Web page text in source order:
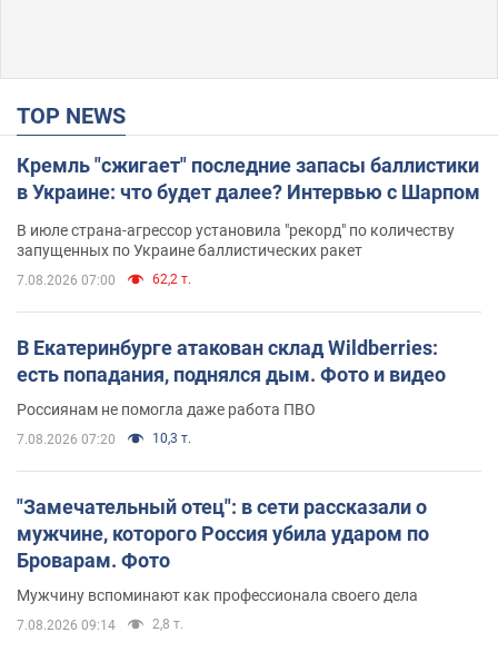
TOP NEWS
Кремль "сжигает" последние запасы баллистики
в Украине: что будет далее? Интервью с Шарпом
В июле страна-агрессор установила "рекорд" по количеству
запущенных по Украине баллистических ракет
7.08.2026 07:00 62,2 т.
В Екатеринбурге атакован склад Wildberries:
есть попадания, поднялся дым. Фото и видео
Россиянам не помогла даже работа ПВО
7.08.2026 07:20 10,3 т.
"Замечательный отец": в сети рассказали о
мужчине, которого Россия убила ударом по
Броварам. Фото
Мужчину вспоминают как профессионала своего дела
7.08.2026 09:14 2,8 т.